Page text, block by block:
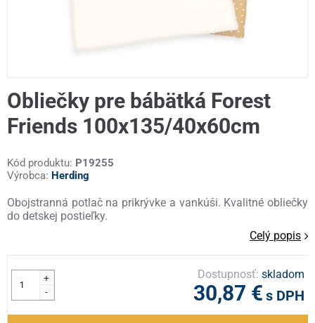
Obliečky pre bábätká Forest
Friends 100x135/40x60cm
Kód produktu: P19255
Výrobca: Herding
Obojstranná potlač na prikrývke a vankúši. Kvalitné obliečky
do detskej postieľky.
Celý popis
+
-
Dostupnosť:skladom
30,87 € s DPH